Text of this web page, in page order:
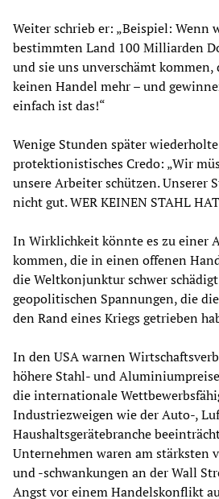
Weiter schrieb er: „Beispiel: Wenn
bestimmten Land 100 Milliarden
und sie uns unverschämt
keinen Handel mehr – und
einfach ist das!“
Wenige Stunden später
protektionistisches Credo: „Wir
unsere Arbeiter schützen. Unserer
nicht gut. WER KEINEN STAHL
In Wirklichkeit könnte es zu einer
kommen, die in einen offenen
die Weltkonjunktur schwer
geopolitischen Spannungen, die
den Rand eines Kriegs getrieben
In den USA warnen
höhere Stahl- und
die internationale
Industriezweigen wie der Auto-,
Haushaltsgerätebranche
Unternehmen waren am stärksten
und -schwankungen an der Wall
Angst vor einem Handelskonflikt